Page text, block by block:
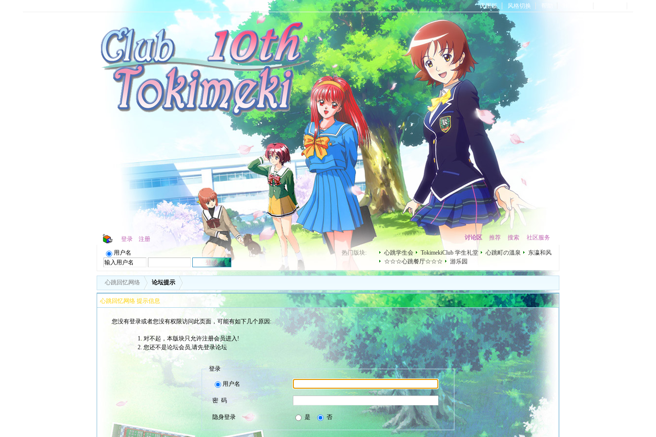
无图版 风格切换 帮助
登录 注册 讨论区 推荐 搜索 社区服务
用户名 热门版块: 心跳学生会 TokimekiClub 学生礼堂 心跳町の溫泉
东瀛和风
☆☆☆心跳餐厅☆☆☆
游乐园
心跳回忆网络 论坛提示
心跳回忆网络 提示信息
您没有登录或者您没有权限访问此页面，可能有如下几个原因:
对不起，本版块只允许注册会员进入!
您还不是论坛会员,请先登录论坛
登录
用户名
密 码
隐身登录 是 否